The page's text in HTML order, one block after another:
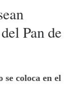
Pan de
coloca en el